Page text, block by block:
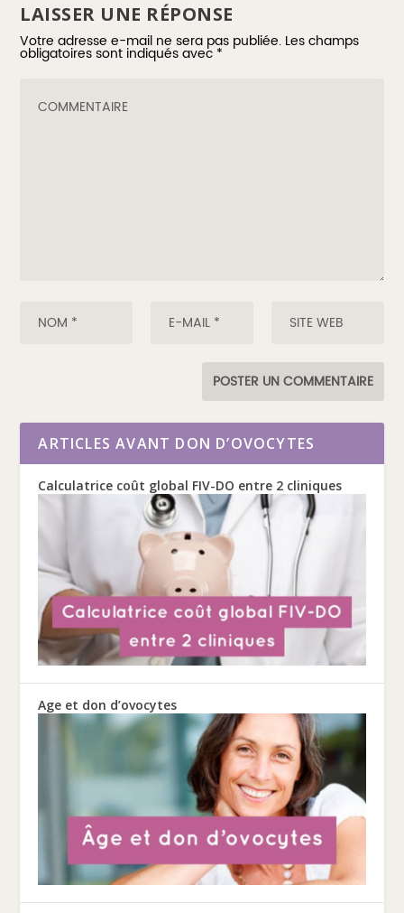
LAISSER UNE RÉPONSE
Votre adresse e-mail ne sera pas publiée. Les champs
obligatoires sont indiqués avec *
ARTICLES AVANT DON D’OVOCYTES
Calculatrice coût global FIV-DO entre 2 cliniques
Age et don d’ovocytes